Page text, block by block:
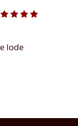
lode